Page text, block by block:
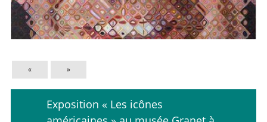
« »
Exposition « Les icônes